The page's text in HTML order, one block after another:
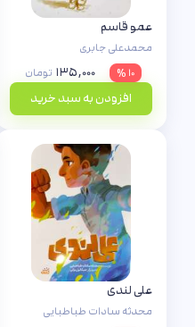
برش‌هایی از زندگی شهیدان والا مقام
عمو قاسم
محمدعلی جابری
۱۰ %
۱۳۵,۰۰۰ تومان
افزودن به سبد خرید
علی لندی
محدثه سادات طباطبایی